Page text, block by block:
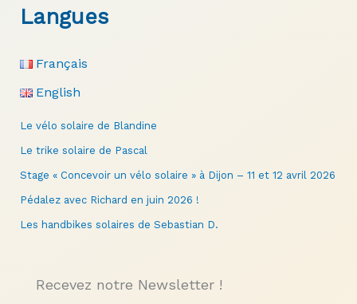
Langues
Français
English
Le vélo solaire de Blandine
Le trike solaire de Pascal
Stage « Concevoir un vélo solaire » à Dijon – 11 et 12 avril 2026
Pédalez avec Richard en juin 2026 !
Les handbikes solaires de Sebastian D.
Recevez notre Newsletter !